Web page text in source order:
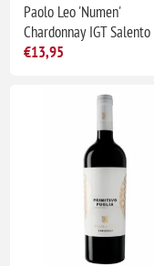
Paolo Leo 'Numen'
Chardonnay IGT Salento
€13,95